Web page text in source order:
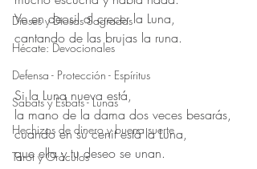
Dioses y Diosas Sagradas
Hécate: Devocionales
Defensa - Protección - Espíritus
Sabats y Esbats - Lunas
Hechizos de dinero y buena suerte
Tarot y Oráculos
Ve en deosil al crecer la Luna,
cantando de las brujas la runa.
Si la Luna nueva está,
la mano de la dama dos veces besarás,
cuando en su cenit está la Luna,
que ella y tu deseo se unan.